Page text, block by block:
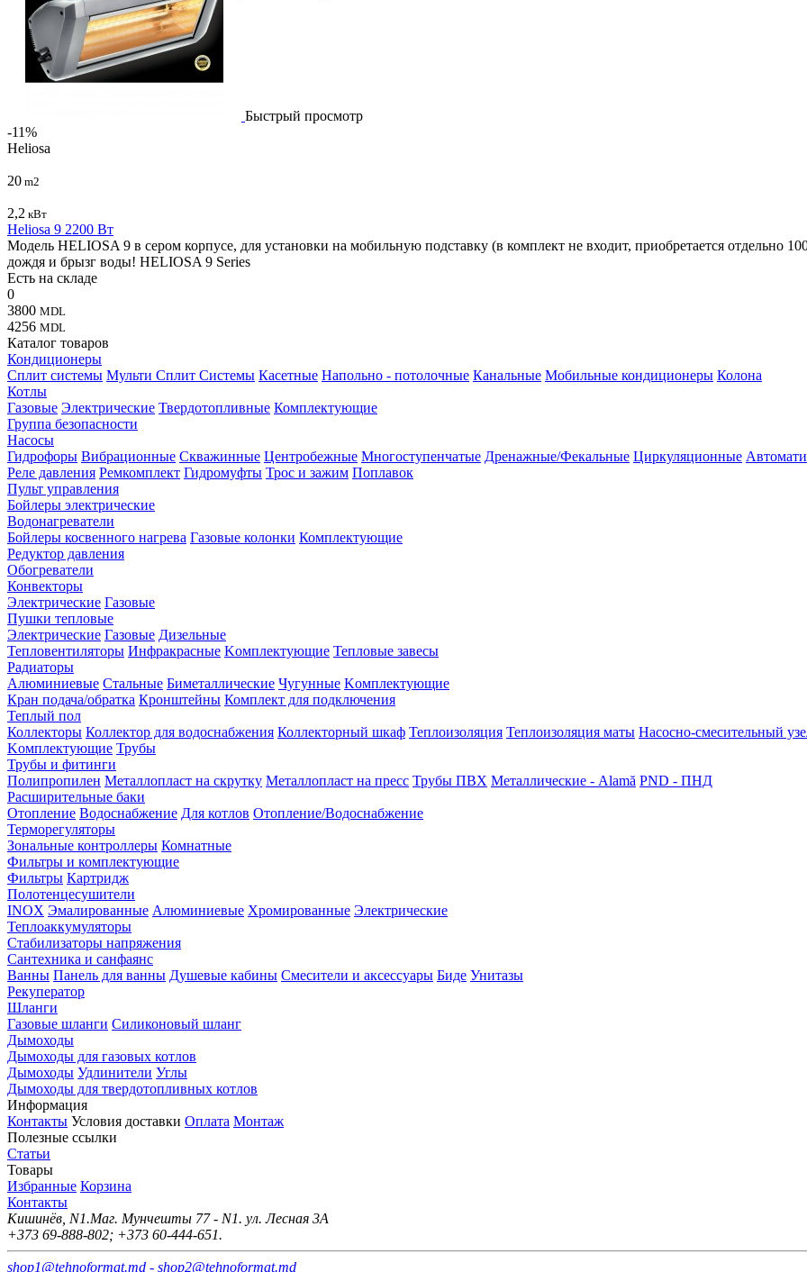
Быстрый просмотр
-11%
Heliosa
20 m2
2,2 кВт
Heliosa 9 2200 Вт
Модель HELIOSA 9 в сером корпусе, для установки на мобильную подставку (в комплект не входит, приобретается отдельно
дождя и брызг воды! HELIOSA 9 Series
Есть на складе
0
3800 MDL
4256 MDL
Каталог товаров
Кондиционеры
Сплит системы Мульти Сплит Системы Касетные Напольно - потолочные Канальные Мобильные кондиционеры Колона
Котлы
Газовые Электрические Твердотопливные Комплектующие
Группа безопасности
Насосы
Гидрофоры Вибрационные Скважинные Центробежные Многоступенчатые Дренажные/Фекальные Циркуляционные
Реле давления Ремкомплект Гидромуфты Трос и зажим Поплавок
Пульт управления
Бойлеры электрические
Водонагреватели
Бойлеры косвенного нагрева Газовые колонки Комплектующие
Редуктор давления
Обогреватели
Конвекторы
Электрические Газовые
Пушки тепловые
Электрические Газовые Дизельные
Тепловентиляторы Инфракрасные Kомплектующие Тепловые завесы
Радиаторы
Алюминиевые Стальные Биметаллические Чугунные Kомплектующие
Кран подача/обратка Кронштейны Комплект для подключения
Теплый пол
Коллекторы Коллектор для водоснабжения Коллекторный шкаф Теплоизоляция Теплоизоляция маты Насосно-смесительный
Kомплектующие Трубы
Трубы и фитинги
Полипропилен Металлопласт на скрутку Металлопласт на пресс Трубы ПВХ Металлические - Alamă PND - ПНД
Расширительные баки
Отопление Водоснабжение Для котлов Отопление/Водоснабжение
Терморегуляторы
Зональные контроллеры Комнатные
Фильтры и комплектующие
Фильтры Картридж
Полотенцесушители
INOX Эмалированные Алюминиевые Хромированные Электрические
Теплоаккумуляторы
Стабилизаторы напряжения
Сантехника и санфаянс
Ванны Панель для ванны Душевые кабины Смесители и аксессуары Биде Унитазы
Рекуператор
Шланги
Газовые шланги Силиконовый шланг
Дымоходы
Дымоходы для газовых котлов
Дымоходы Удлинители Углы
Дымоходы для твердотопливных котлов
Информация
Контакты Условия доставки Оплата Монтаж
Полезные ссылки
Статьи
Товары
Избранные Корзина
Контакты
Кишинёв, N1.Маг. Мунчешты 77 - N1. ул. Лесная 3А
+373 69-888-802; +373 60-444-651.
shop1@tehnoformat.md - shop2@tehnoformat.md